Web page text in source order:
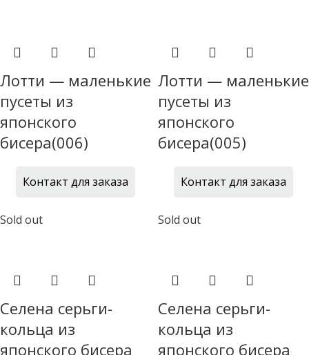
Лотти — маленькие
пусеты из
японского
бисера(006)
Контакт для заказа
Лотти — маленькие
пусеты из
японского
бисера(005)
Контакт для заказа
Sold out
Селена серьги-
кольца из
японского бисера
Sold out
Селена серьги-
кольца из
японского бисера